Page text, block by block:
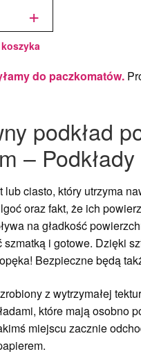
+
do paczkomatów.
podkład
–
lub ciasto, który utrzyma
oraz fakt, że ich
na gładkość
szmatką i gotowe. Dzięki
Bezpieczne będą
z wytrzymałej
które mają osobno
miejscu zacznie